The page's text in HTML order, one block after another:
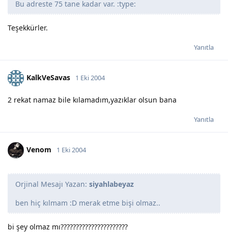
Bu adreste 75 tane kadar var. :type:
Teşekkürler.
Yanıtla
KalkVeSavas 1 Eki 2004
2 rekat namaz bile kılamadım,yazıklar olsun bana
Yanıtla
Venom 1 Eki 2004
Orjinal Mesajı Yazan: siyahlabeyaz
ben hiç kılmam :D merak etme bişi olmaz..
bi şey olmaz mı??????????????????????